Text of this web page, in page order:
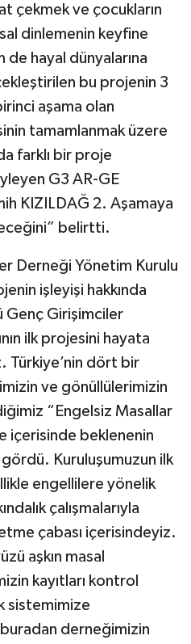
çekmek ve çocukların
dinlemenin keyfine
de hayal dünyalarına
bu projenin 3
aşama olan
tamamlanmak üzere
farklı bir proje
G3 AR-GE
KIZILDAĞ 2. Aşamaya
belirtti.
Derneği Yönetim Kurulu
işleyişi hakkında
Genç Girişimciler
ilk projesini hayata
Türkiye’nin dört bir
ve gönüllülerimizin
“Engelsiz Masallar
içerisinde beklenenin
Kuruluşumuzun ilk
engellilere yönelik
çalışmalarıyla
çabası içerisindeyiz.
aşkın masal
kayıtları kontrol
sistemimize
derneğimizin